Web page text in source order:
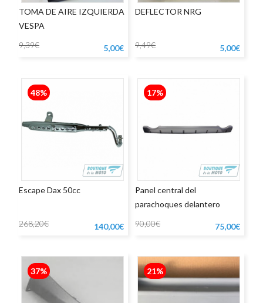
TOMA DE AIRE IZQUIERDA
VESPA
9,39€
5,00€
DEFLECTOR NRG
9,49€ 5,00€
48%
Escape Dax 50cc
268,20€ 140,00€
17%
Panel central del
parachoques delantero
90,00€ 75,00€
37% 21%